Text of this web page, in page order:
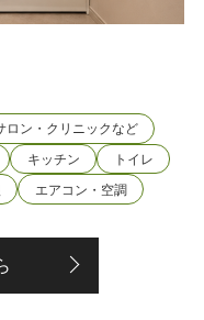
ロン・クリニックなど
キッチン
トイレ
エアコン・空調